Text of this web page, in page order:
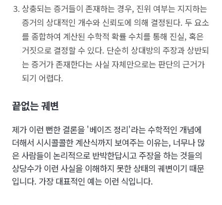
상충되는 증거들이 존재하는 경우, 진위 여부는 지지하는
증거의 상대적인 개수와 신뢰도에 의해 결정된다. 두 요소
를 종합하여 계산된 수학적 확률 수치를 통해 진실, 혹은
거짓으로 결정할 수 있다. 단순히 상대방의 주장과 상반되
는 증거가 존재한다는 사실 자체만으로는 판단의 근거가
되기 어렵다.
끝없는 궤변
제가 이런 뻔한 결론을 '베이즈 정리'라는 수학적인 개념에
더해서 시시콜콜한 계산식까지 보여주는 이유는, 너무나 많
은 사람들이 논리적으로 반박한답시고 주장을 하는 것들의
상당수가 이런 사실을 이해하지 못한 상태의 궤변이기 때문
입니다. 가장 대표적인 예는 이런 식입니다.